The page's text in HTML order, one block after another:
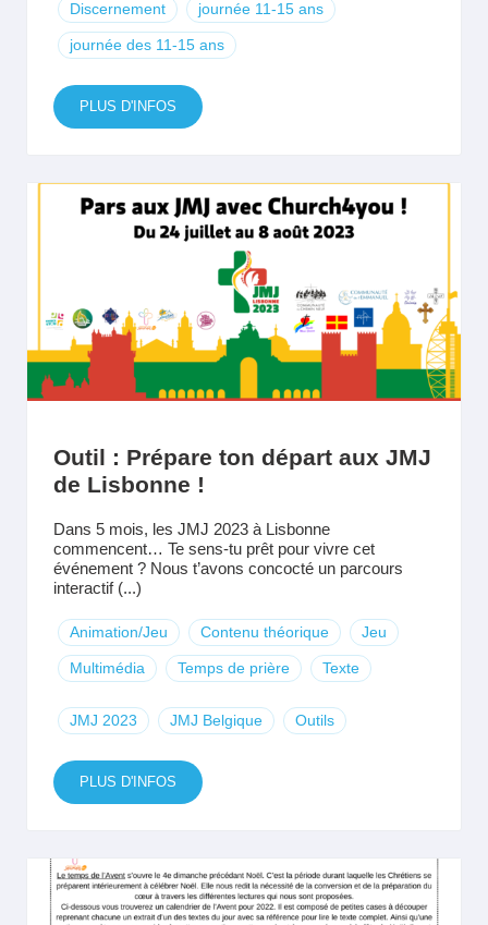
Discernement journée 11-15 ans
journée des 11-15 ans
PLUS D'INFOS
Outil : Prépare ton départ aux JMJ
de Lisbonne !
Dans 5 mois, les JMJ 2023 à Lisbonne
commencent… Te sens-tu prêt pour vivre cet
événement ? Nous t’avons concocté un parcours
interactif (...)
Animation/Jeu Contenu théorique Jeu
Multimédia Temps de prière Texte
JMJ 2023 JMJ Belgique Outils
PLUS D'INFOS